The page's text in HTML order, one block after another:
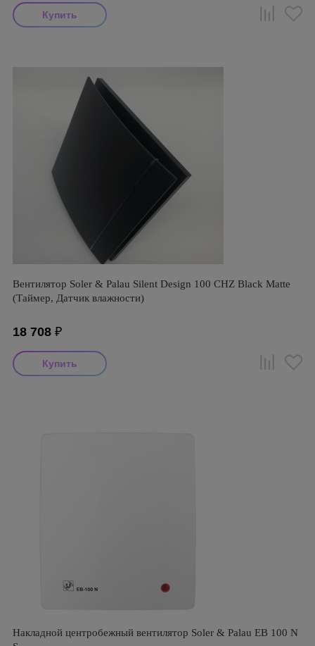
Вентилятор Soler & Palau Silent Design 100 CHZ Black Matte
(Таймер, Датчик влажности)
18 708 ₽
Накладной центробежный вентилятор Soler & Palau EB 100 N